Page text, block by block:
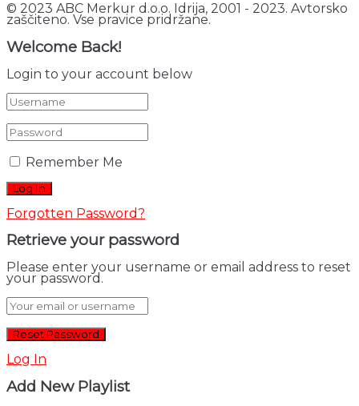
© 2023 ABC Merkur d.o.o. Idrija, 2001 - 2023. Avtorsko
zaščiteno. Vse pravice pridržane.
Welcome Back!
Login to your account below
Remember Me
Forgotten Password?
Retrieve your password
Please enter your username or email address to reset
your password.
Log In
Add New Playlist